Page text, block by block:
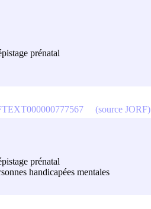
prénatal
prénatal
handicapées mentales
(source JORF)